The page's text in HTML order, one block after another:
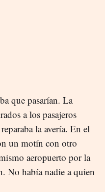
que pasarían. La
a los pasajeros
la avería. En el
un motín con otro
aeropuerto por la
No había nadie a quien